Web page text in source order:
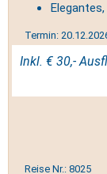
Termin:
Inkl. € 30,-
Reise Nr.: 8025